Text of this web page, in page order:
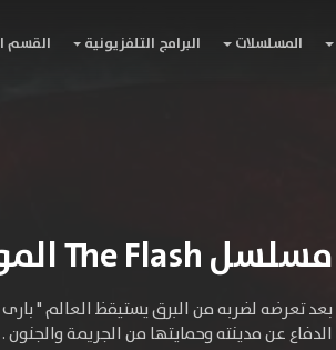
المسلسلات البرامج التلفزيونية القسم
مسلسل The Flash الموسم الأول
بعد تعرضه لضربه من البرق يستيقظ العالم "
الدفاع عن مدينته وحمايتها من الجريمة والجنون .